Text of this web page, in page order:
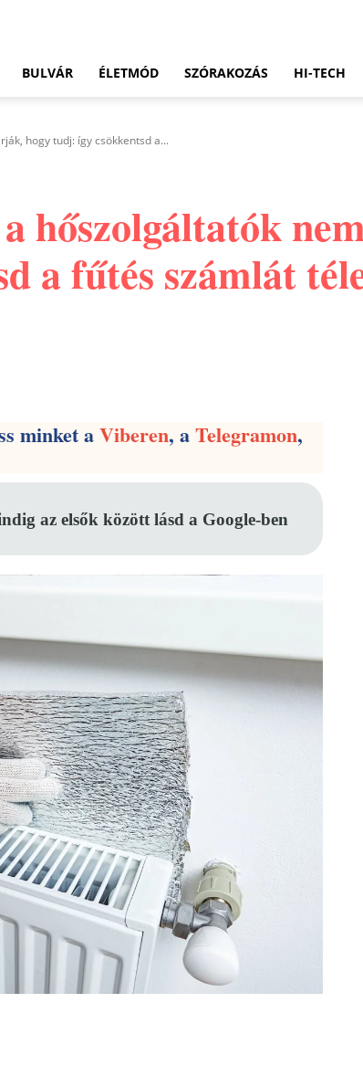
BULVÁR ÉLETMÓD SZÓRAKOZÁS HI-TECH
hogy tudj: így csökkentsd a...
hőszolgáltatók
a fűtés számlát
minket aViberen, aTelegramon,
az elsők között lásd a Google-ben